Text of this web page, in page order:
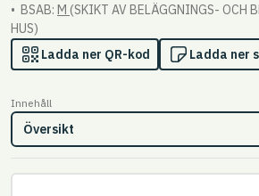
BSAB: M (SKIKT AV BELÄGGNINGS- OCH
HUS)
Ladda ner QR-kod
Ladda ner
Innehåll
Översikt